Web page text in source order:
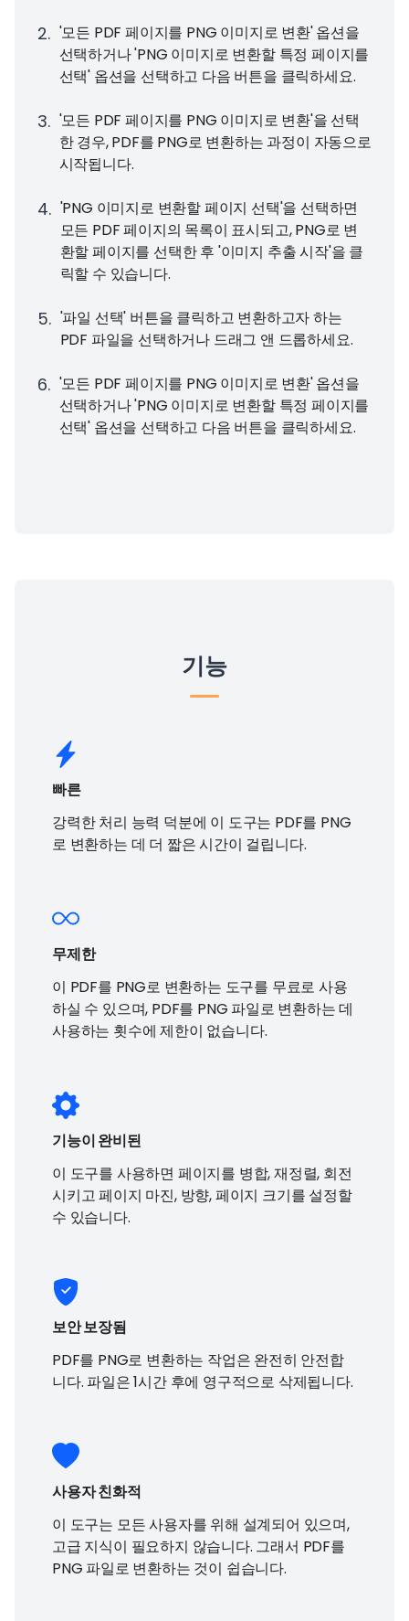
2. '모든 PDF 페이지를 PNG 이미지로 변환' 옵션을
선택하거나 'PNG 이미지로 변환할 특정 페이지를
선택' 옵션을 선택하고 다음 버튼을 클릭하세요.
3. '모든 PDF 페이지를 PNG 이미지로 변환'을 선택
한 경우, PDF를 PNG로 변환하는 과정이 자동으로
시작됩니다.
4. 'PNG 이미지로 변환할 페이지 선택'을 선택하면
모든 PDF 페이지의 목록이 표시되고, PNG로 변
환할 페이지를 선택한 후 '이미지 추출 시작'을 클
릭할 수 있습니다.
5. '파일 선택' 버튼을 클릭하고 변환하고자 하는
PDF 파일을 선택하거나 드래그 앤 드롭하세요.
6. '모든 PDF 페이지를 PNG 이미지로 변환' 옵션을
선택하거나 'PNG 이미지로 변환할 특정 페이지를
선택' 옵션을 선택하고 다음 버튼을 클릭하세요.
기능
빠른
강력한 처리 능력 덕분에 이 도구는 PDF를 PNG
로 변환하는 데 더 짧은 시간이 걸립니다.
무제한
이 PDF를 PNG로 변환하는 도구를 무료로 사용
하실 수 있으며, PDF를 PNG 파일로 변환하는 데
사용하는 횟수에 제한이 없습니다.
기능이 완비된
이 도구를 사용하면 페이지를 병합, 재정렬, 회전
시키고 페이지 마진, 방향, 페이지 크기를 설정할
수 있습니다.
보안 보장됨
PDF를 PNG로 변환하는 작업은 완전히 안전합
니다. 파일은 1시간 후에 영구적으로 삭제됩니다.
사용자 친화적
이 도구는 모든 사용자를 위해 설계되어 있으며,
고급 지식이 필요하지 않습니다. 그래서 PDF를
PNG 파일로 변환하는 것이 쉽습니다.